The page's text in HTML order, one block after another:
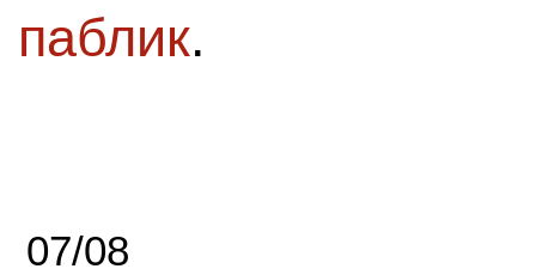
паблик.
07/08